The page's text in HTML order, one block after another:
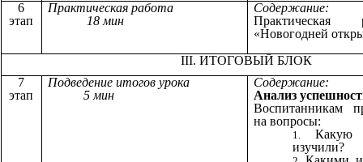
6
этап
Практическая работа
18 мин
Содержание:
Практическая
«Новогодней
III. ИТОГОВЫЙ БЛОК
7
этап
Подведение итогов урока
5 мин
Содержание:
Анализ
Воспитанникам
на вопросы:
Какую
изучили?